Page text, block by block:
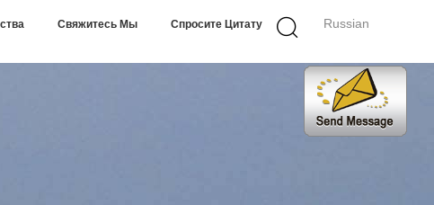
Russian
Свяжитесь Мы Спросите Цитату